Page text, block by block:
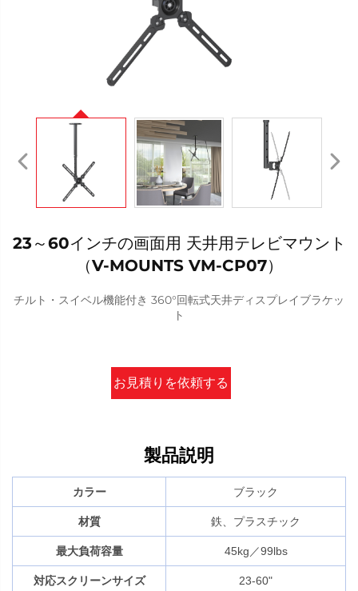
23～60インチの画面用 天井用テレビマウント
（V-MOUNTS VM-CP07）
チルト・スイベル機能付き 360°回転式天井ディスプレイブラケッ
ト
お見積りを依頼する
製品説明
カラー ブラック
材質 鉄、プラスチック
最大負荷容量 45kg／99lbs
対応スクリーンサイズ 23-60"